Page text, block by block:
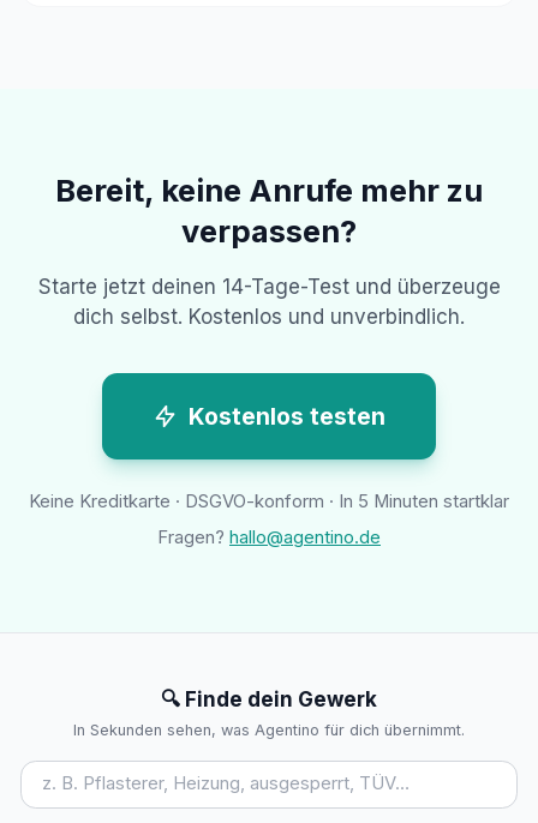
Bereit, keine Anrufe mehr zu
verpassen?
Starte jetzt deinen 14-Tage-Test und überzeuge
dich selbst. Kostenlos und unverbindlich.
Kostenlos testen
Keine Kreditkarte · DSGVO-konform · In 5 Minuten startklar
Fragen? hallo@agentino.de
🔍 Finde dein Gewerk
In Sekunden sehen, was Agentino für dich übernimmt.